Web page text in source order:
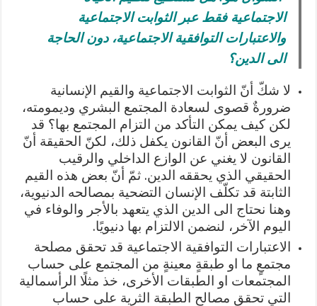
الاجتماعية فقط عبر الثوابت الاجتماعية
والاعتبارات التوافقية الاجتماعية، دون الحاجة
الى الدين؟
لا شكّ أنّ الثوابت الاجتماعية والقيم الإنسانية
ضرورةٌ قصوى لسعادة المجتمع البشري وديمومته،
لكن كيف يمكن التأكد من التزام المجتمع بها؟ قد
يرى البعض أنّ القانون يكفل ذلك، لكنّ الحقيقة أنّ
القانون لا يغني عن الوازع الداخلي والرقيب
الحقيقي الذي يحققه الدين. ثمّ أنّ بعض هذه القيم
الثابتة قد تكلّف الإنسان التضحية بمصالحه الدنيوية،
وهنا نحتاج الى الدين الذي يتعهد بالأجر والوفاء في
اليوم الآخر، لنضمن الالتزام بها دنيويًا.
الاعتبارات التوافقية الاجتماعية قد تحقق مصلحة
مجتمعٍ ما او طبقةٍ معينةٍ من المجتمع على حساب
المجتمعات او الطبقات الأخرى، خذ مثلًا الرأسمالية
التي تحقق مصالح الطبقة الثرية على حساب